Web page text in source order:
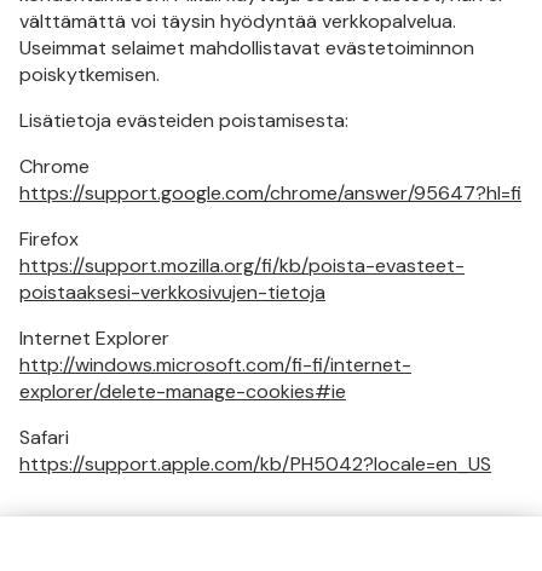
välttämättä voi täysin hyödyntää verkkopalvelua.
Useimmat selaimet mahdollistavat evästetoiminnon
poiskytkemisen.
Lisätietoja evästeiden poistamisesta:
Chrome
https://support.google.com/chrome/answer/95647?hl=fi
Firefox
https://support.mozilla.org/fi/kb/poista-evasteet-
poistaaksesi-verkkosivujen-tietoja
Internet Explorer
http://windows.microsoft.com/fi-fi/internet-
explorer/delete-manage-cookies#ie
Safari
https://support.apple.com/kb/PH5042?locale=en_US